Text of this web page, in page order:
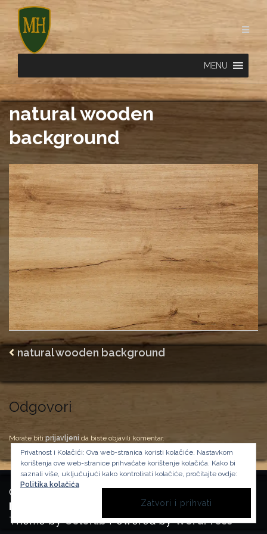
Skip
content
MENU
natural wooden
background
natural wooden background
Odgovori
Morate biti prijavljeni da biste objavili komentar.
Copyright Manufactura Historica, 2024.
Background image by kbzaon Freepik
Theme byColorlibPowered byWordPress BACK
Privatnost i Kolačići: Ova web-stranica koristi kolačiće. Nastavkom
korištenja ove web-stranice prihvaćate korištenje kolačića. Kako bi
saznali više, uključujući kako kontrolirati kolačiće, pročitajte ovdje:
Politika kolačića